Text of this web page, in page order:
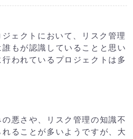
ェクトにおいて、リスク管理
もが認識していることと思い
われているプロジェクトは多
悪さや、リスク管理の知識不
ることが多いようですが、大